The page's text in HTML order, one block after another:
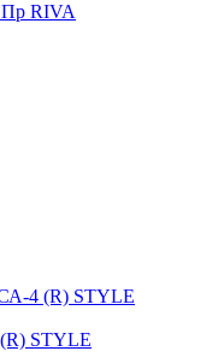
RIVA
STYLE